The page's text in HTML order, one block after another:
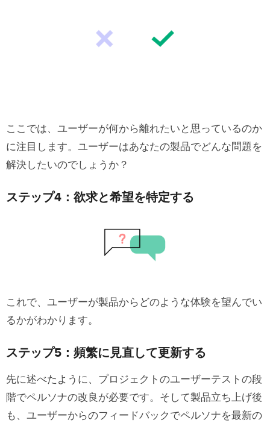
ここでは、ユーザーが何から離れたいと思っているのか
に注目します。ユーザーはあなたの製品でどんな問題を
解決したいのでしょうか？
ステップ4：欲求と希望を特定する
これで、ユーザーが製品からどのような体験を望んでい
るかがわかります。
ステップ5：頻繁に見直して更新する
先に述べたように、プロジェクトのユーザーテストの段
階でペルソナの改良が必要です。そして製品立ち上げ後
も、ユーザーからのフィードバックでペルソナを最新の